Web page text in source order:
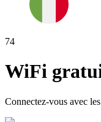
74
WiFi
Connectez-vous avec